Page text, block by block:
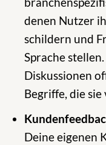
denen Nutzer
schildern und
Sprache
Diskussionen
Begriffe, die
Deine eigenen